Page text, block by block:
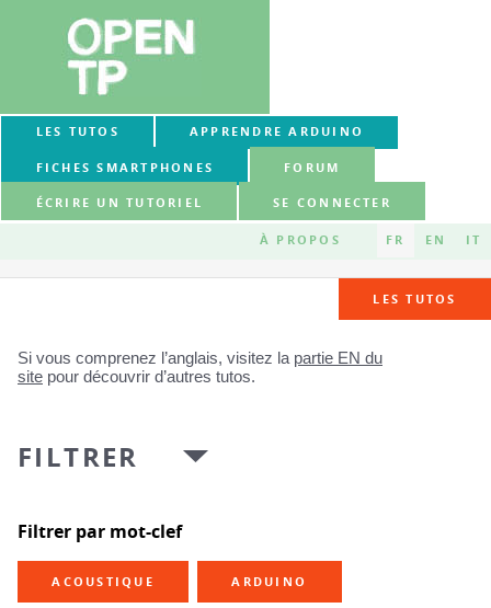
LES TUTOS APPRENDRE ARDUINO
FICHES SMARTPHONES FORUM
ÉCRIRE UN TUTORIEL SE CONNECTER
À PROPOS FR EN IT
LES TUTOS
Si vous comprenez l’anglais, visitez la partie EN du
site pour découvrir d’autres tutos.
FILTRER
Filtrer par mot-clef
ACOUSTIQUE ARDUINO